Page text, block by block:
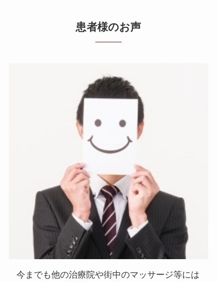
患者様のお声
今までも他の治療院や街中のマッサージ等には